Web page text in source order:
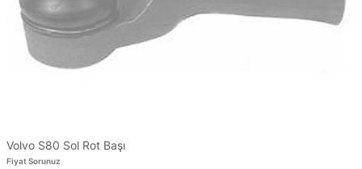
Volvo S80 Sol Rot Başı
Fiyat Sorunuz